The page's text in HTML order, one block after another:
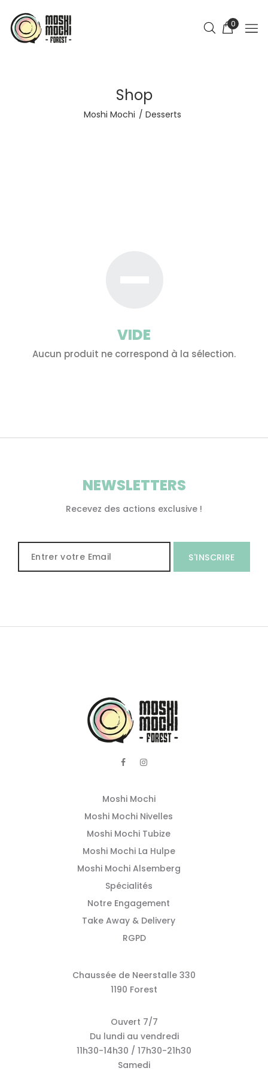
0
Shop
Moshi Mochi Desserts
VIDE
Aucun produit ne correspond à la sélection.
NEWSLETTERS
Recevez des actions exclusive !
S'INSCRIRE
Moshi Mochi
Moshi Mochi Nivelles
Moshi Mochi Tubize
Moshi Mochi La Hulpe
Moshi Mochi Alsemberg
Spécialités
Notre Engagement
Take Away & Delivery
RGPD
Chaussée de Neerstalle 330
1190 Forest
Ouvert 7/7
Du lundi au vendredi
11h30-14h30 / 17h30-21h30
Samedi